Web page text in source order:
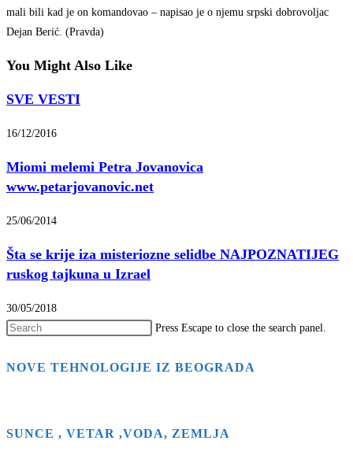
mali bili kad je on komandovao – napisao je o njemu srpski dobrovoljac
Dejan Berić. (Pravda)
You Might Also Like
SVE VESTI
16/12/2016
Miomi melemi Petra Jovanovica
www.petarjovanovic.net
25/06/2014
Šta se krije iza misteriozne selidbe NAJPOZNATIJEG
ruskog tajkuna u Izrael
30/05/2018
Press Escape to close the search panel.
NOVE TEHNOLOGIJE IZ BEOGRADA
SUNCE , VETAR ,VODA, ZEMLJA